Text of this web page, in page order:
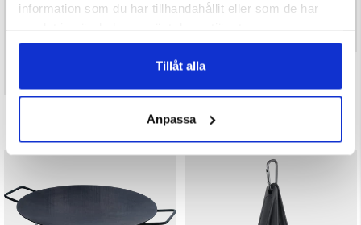
information som du har tillhandahållit eller som de har
Tillåt alla
Anpassa
VATTENDUNK HOPFÄLLBAR MED
129 kr
Betyg:
5.0 utav 5 stjärnor